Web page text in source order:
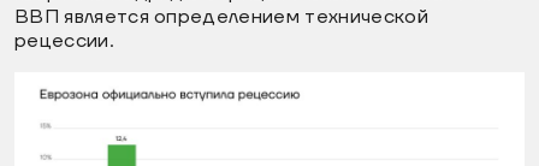
ВВП является определением технической
рецессии.